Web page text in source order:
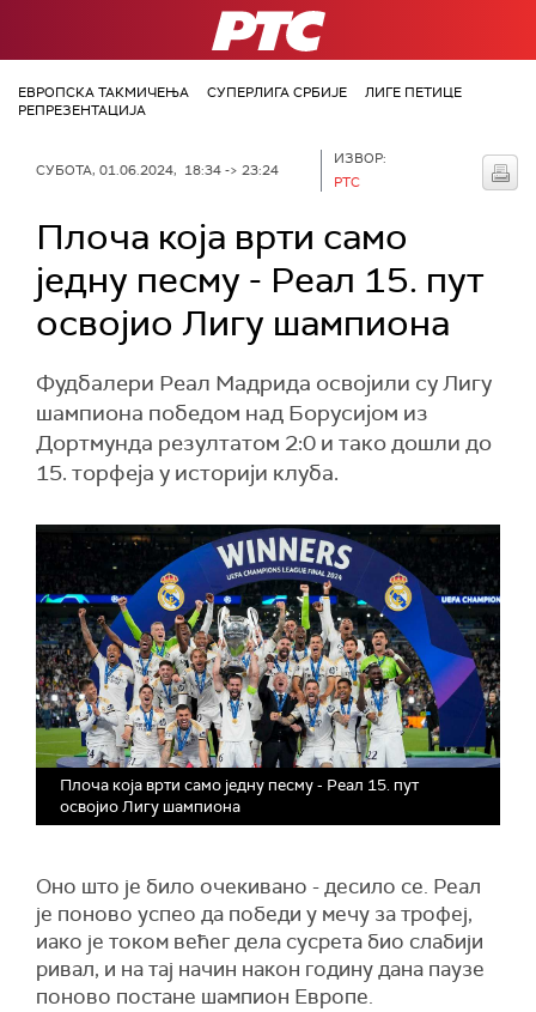
РТС
ЕВРОПСКА ТАКМИЧЕЊА СУПЕРЛИГА СРБИЈЕ
ЛИГЕ ПЕТИЦЕ
РЕПРЕЗЕНТАЦИЈА
СУБОТА, 01.06.2024, 18:34 -> 23:24
ИЗВОР:
РТС
Плоча која врти само
једну песму - Реал 15. пут
освојио Лигу шампиона
Фудбалери Реал Мадрида освојили су Лигу
шампиона победом над Борусијом из
Дортмунда резултатом 2:0 и тако дошли до
15. торфеја у историји клуба.
Плоча која врти само једну песму - Реал 15. пут
освојио Лигу шампиона
Оно што је било очекивано - десило се. Реал
је поново успео да победи у мечу за трофеј,
иако је током већег дела сусрета био слабији
ривал, и на тај начин након годину дана паузе
поново постане шампион Европе.